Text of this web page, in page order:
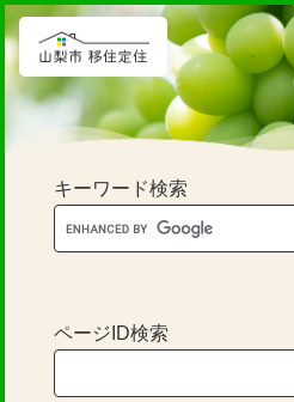
ペ
ー
ジ
の
メ
ニ
ュ
ー
キーワード検索
ページID検索